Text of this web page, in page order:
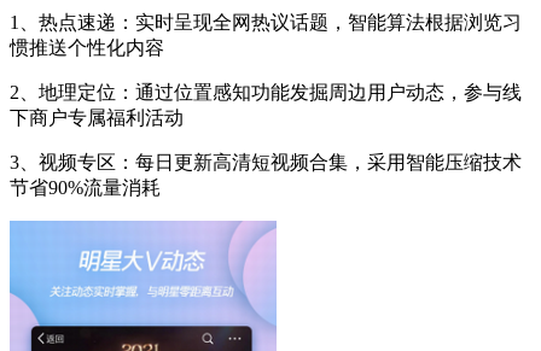
1、热点速递：实时呈现全网热议话题，智能算法根据浏览习
惯推送个性化内容
2、地理定位：通过位置感知功能发掘周边用户动态，参与线
下商户专属福利活动
3、视频专区：每日更新高清短视频合集，采用智能压缩技术
节省90%流量消耗